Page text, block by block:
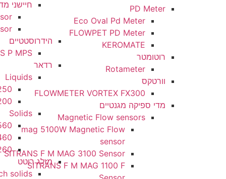
Eco Oval Pd Meter
FLOWPET PD Meter
FLOWMETER VORTEX FX300
מדי ספיקה מגנטיים
Magnetic Flow sensors
mag 5100W Magnetic Flow
SITRANS F M MAG 3100 Sensor
SITRANS F M MAG 1100 F
חיישני מדידות מפלס
XPS sensor
ultrasonic sensor
הידרוסטטיים
SITRANS P MPS
רדאר
SITRANS LR250
Sitrans LR200
Solids
SITRANS LR560
SITRANS LR460
SITRANS LR260
מזלג רוטט
vibration switch solids